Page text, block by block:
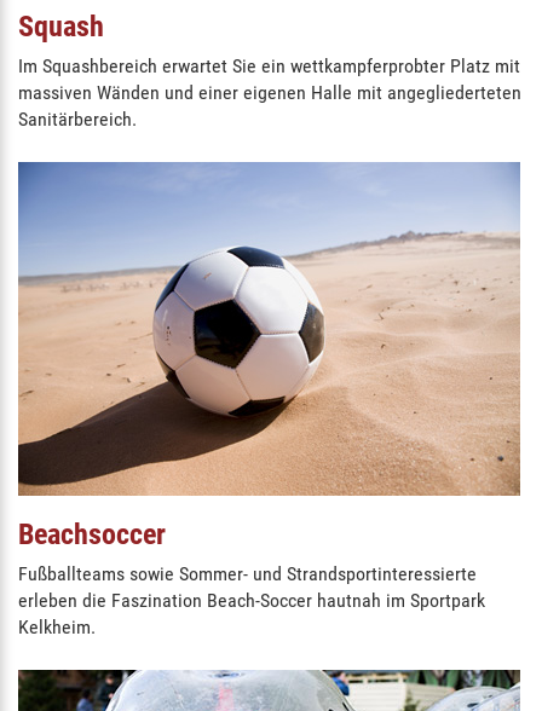
Squash
Im Squashbereich erwartet Sie ein wettkampferprobter Platz mit
massiven Wänden und einer eigenen Halle mit angegliederteten
Sanitärbereich.
Beachsoccer
Fußballteams sowie Sommer- und Strandsportinteressierte
erleben die Faszination Beach-Soccer hautnah im Sportpark
Kelkheim.